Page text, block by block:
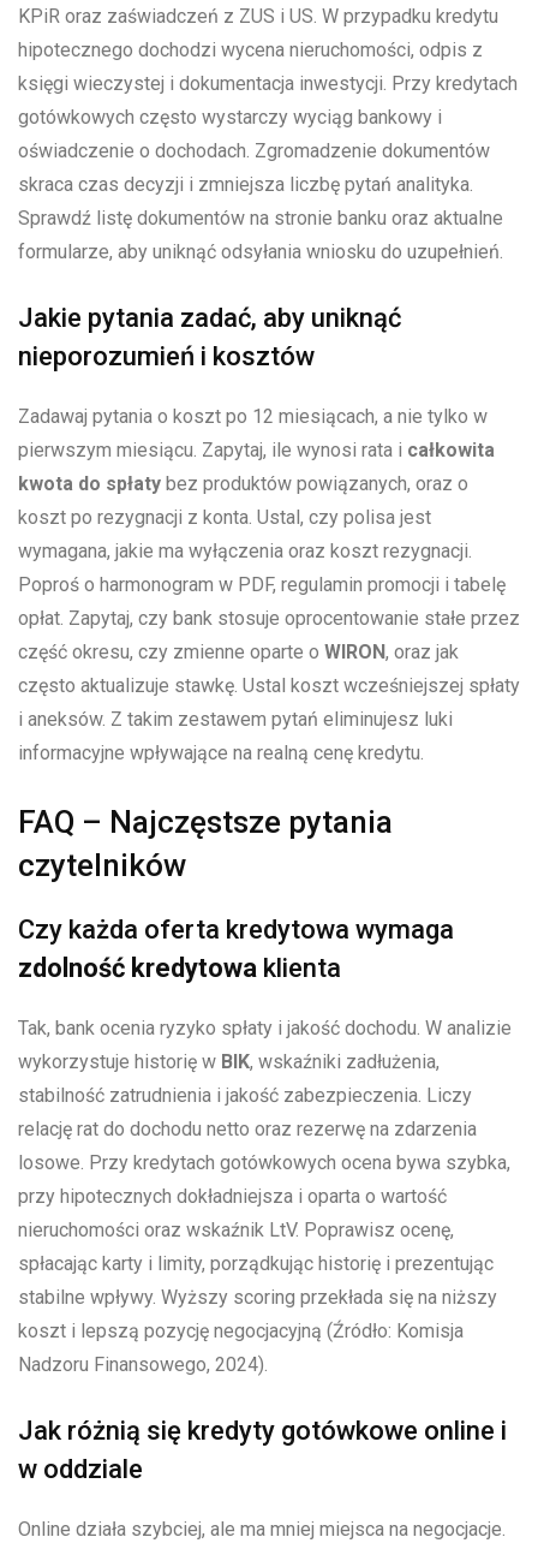
KPiR oraz zaświadczeń z ZUS i US. W przypadku kredytu
hipotecznego dochodzi wycena nieruchomości, odpis z
księgi wieczystej i dokumentacja inwestycji. Przy kredytach
gotówkowych często wystarczy wyciąg bankowy i
oświadczenie o dochodach. Zgromadzenie dokumentów
skraca czas decyzji i zmniejsza liczbę pytań analityka.
Sprawdź listę dokumentów na stronie banku oraz aktualne
formularze, aby uniknąć odsyłania wniosku do uzupełnień.
Jakie pytania zadać, aby uniknąć
nieporozumień i kosztów
Zadawaj pytania o koszt po 12 miesiącach, a nie tylko w
pierwszym miesiącu. Zapytaj, ile wynosi rata i całkowita
kwota do spłaty bez produktów powiązanych, oraz o
koszt po rezygnacji z konta. Ustal, czy polisa jest
wymagana, jakie ma wyłączenia oraz koszt rezygnacji.
Poproś o harmonogram w PDF, regulamin promocji i tabelę
opłat. Zapytaj, czy bank stosuje oprocentowanie stałe przez
część okresu, czy zmienne oparte o WIRON, oraz jak
często aktualizuje stawkę. Ustal koszt wcześniejszej spłaty
i aneksów. Z takim zestawem pytań eliminujesz luki
informacyjne wpływające na realną cenę kredytu.
FAQ – Najczęstsze pytania
czytelników
Czy każda oferta kredytowa wymaga
zdolność kredytowa klienta
Tak, bank ocenia ryzyko spłaty i jakość dochodu. W analizie
wykorzystuje historię w BIK, wskaźniki zadłużenia,
stabilność zatrudnienia i jakość zabezpieczenia. Liczy
relację rat do dochodu netto oraz rezerwę na zdarzenia
losowe. Przy kredytach gotówkowych ocena bywa szybka,
przy hipotecznych dokładniejsza i oparta o wartość
nieruchomości oraz wskaźnik LtV. Poprawisz ocenę,
spłacając karty i limity, porządkując historię i prezentując
stabilne wpływy. Wyższy scoring przekłada się na niższy
koszt i lepszą pozycję negocjacyjną (Źródło: Komisja
Nadzoru Finansowego, 2024).
Jak różnią się kredyty gotówkowe online i
w oddziale
Online działa szybciej, ale ma mniej miejsca na negocjacje.